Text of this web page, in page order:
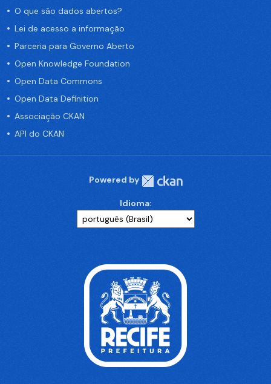
O que são dados abertos?
Lei de acesso a informação
Parceria para Governo Aberto
Open Knowledge Foundation
Open Data Commons
Open Data Definition
Associação CKAN
API do CKAN
Powered by
Idioma